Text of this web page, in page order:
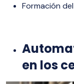
Formación
en los